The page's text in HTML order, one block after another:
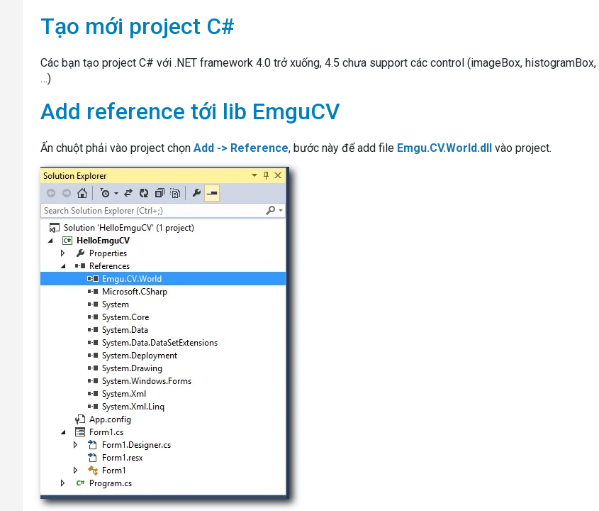
Tạo mới project C#
Các bạn tạo project C# với .NET framework 4.0 trở xuống, 4.5 chưa support các control (imageBox, histogramBox,
…)
Add reference tới lib EmguCV
Ấn chuột phải vào project chọn Add -> Reference, bước này để add file Emgu.CV.World.dll vào project.